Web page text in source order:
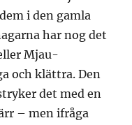
i den gamla
har nog det
Mjau-
och klättra. Den
det med en
– men ifråga